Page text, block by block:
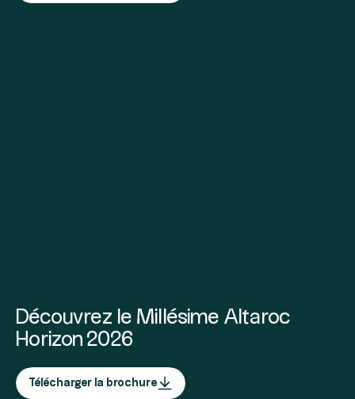
Découvrez le Millésime Altaroc
Horizon 2026
Télécharger la brochure